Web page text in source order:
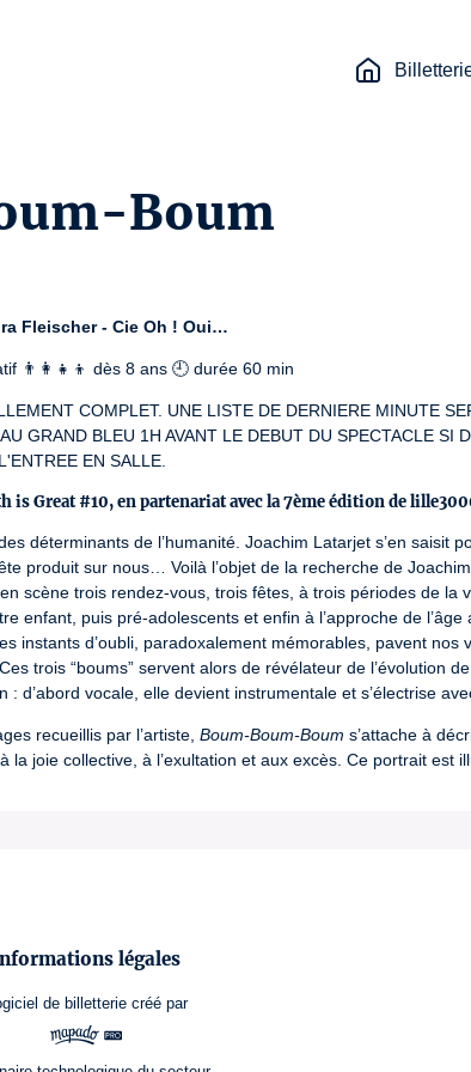
Boum
Fleischer - Cie Oh ! Oui…
👨‍👩‍👧‍👦 dès 8 ans 🕘 durée 60 min
COMPLET. UNE LISTE DE DERNIERE MINUTE
GRAND BLEU 1H AVANT LE DEBUT DU SPECTACLE SI
EN SALLE.
is Great #10, en partenariat avec la 7ème édition de
déterminants de l’humanité. Joachim Latarjet s’en saisit
produit sur nous… Voilà l’objet de la recherche de
scène trois rendez-vous, trois fêtes, à trois périodes de la
enfant, puis pré-adolescents et enfin à l’approche de
instants d’oubli, paradoxalement mémorables, pavent nos
trois “boums” servent alors de révélateur de l’évolution
d’abord vocale, elle devient instrumentale et s’électrise
recueillis par l’artiste, Boum-Boum-Boum s’attache à
la joie collective, à l’exultation et aux excès. Ce portrait est
légales
de billetterie créé par